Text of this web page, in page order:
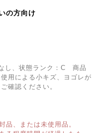
の方向け
し、状態ランク：C 商品
用による小キズ、ヨゴレが
確認ください。
品、または未使用品。